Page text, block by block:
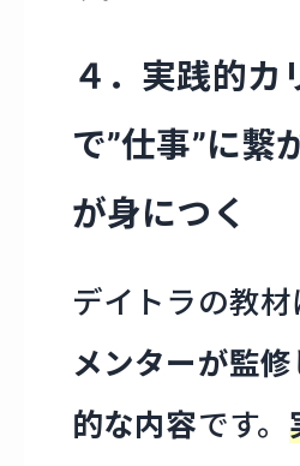
４．実践的カ
で”仕事”に繋
が身につく
デイトラの教材
メンターが監
的な内容です。